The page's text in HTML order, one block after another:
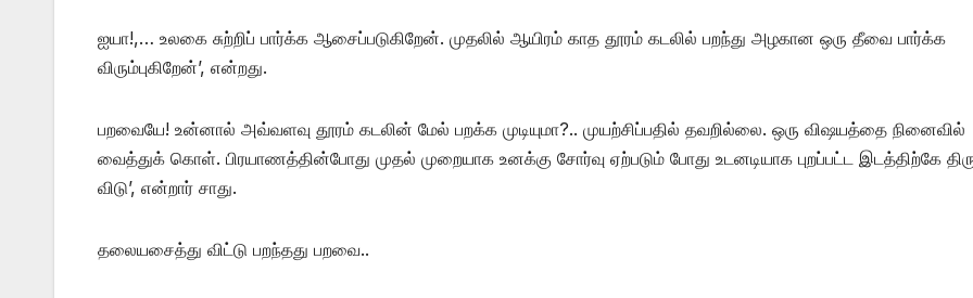
ஐயா!,… உலகை சுற்றிப் பார்க்க ஆசைப்படுகிறேன். முதலில் ஆயிரம் காத தூரம் கடலில் பறந்து அழகான ஒரு தீவை பார்க்க
விரும்புகிறேன்’, என்றது.
பறவையே! உன்னால் அவ்வளவு தூரம் கடலின் மேல் பறக்க முடியுமா?.. முயற்சிப்பதில் தவறில்லை. ஒரு விஷயத்தை நினைவில்
வைத்துக் கொள். பிரயாணத்தின்போது முதல் முறையாக உனக்கு சோர்வு ஏற்படும் போது உடனடியாக புறப்பட்ட இடத்திற்கே
விடு’, என்றார் சாது.
தலையசைத்து விட்டு பறந்தது பறவை..